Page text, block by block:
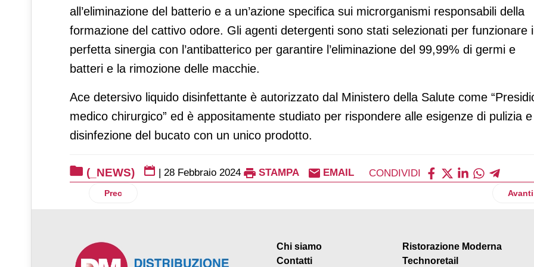
all’eliminazione del batterio e a un’azione specifica sui microrganismi responsabili della
formazione del cattivo odore. Gli agenti detergenti sono stati selezionati per funzionare
perfetta sinergia con l’antibatterico per garantire l’eliminazione del 99,99% di germi e
batteri e la rimozione delle macchie.
Ace detersivo liquido disinfettante è autorizzato dal Ministero della Salute come
medico chirurgico” ed è appositamente studiato per rispondere alle esigenze di pulizia e
disinfezione del bucato con un unico prodotto.
(_NEWS) | 28 Febbraio 2024 STAMPA EMAIL CONDIVIDI
Articolo precedente: Icam cioccolato presenta le novità per la Pasqua 2024
Prec Avanti
Chi siamo
Contatti
Ristorazione Moderna
Technoretail